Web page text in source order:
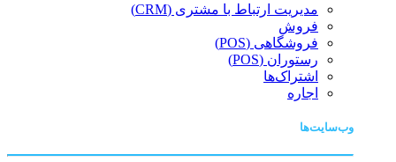
مدیریت ارتباط با مشتری (CRM)
فروش
فروشگاهی (POS)
رستوران (POS)
اشتراک‌ها
اجاره
وب‌سایت‌ها